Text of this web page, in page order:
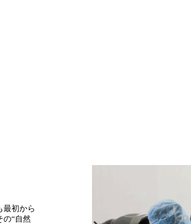
最初から
の“自然